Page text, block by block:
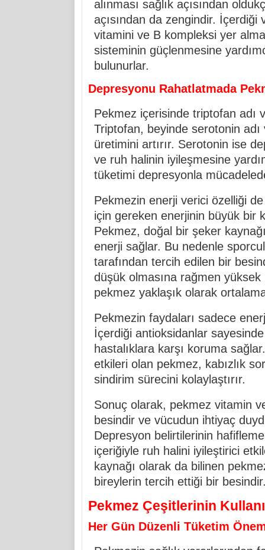
alınması sağlık açısından
açısından da zengindir. İçerdiği
vitamini ve B kompleksi yer
sisteminin güçlenmesine
bulunurlar.
Depresyonu Rahatlatmada
Pekmez içerisinde triptofan adı
Triptofan, beyinde serotonin
üretimini artırır. Serotonin ise
ve ruh halinin iyileşmesine
tüketimi depresyonla
Pekmezin enerji verici özelliği
için gereken enerjinin büyük bir
Pekmez, doğal bir şeker
enerji sağlar. Bu nedenle
tarafından tercih edilen bir
düşük olmasına rağmen
pekmez yaklaşık olarak
Pekmezin faydaları sadece
İçerdiği antioksidanlar
hastalıklara karşı koruma
etkileri olan pekmez, kabızlık
sindirim sürecini kolaylaştırır.
Sonuç olarak, pekmez vitamin
besindir ve vücudun ihtiyaç
Depresyon belirtilerinin
içeriğiyle ruh halini iyileştirici
kaynağı olarak da bilinen
bireylerin tercih ettiği bir
Pekmez Çeşitlerinin
Her Gün Düzenli Tüketim